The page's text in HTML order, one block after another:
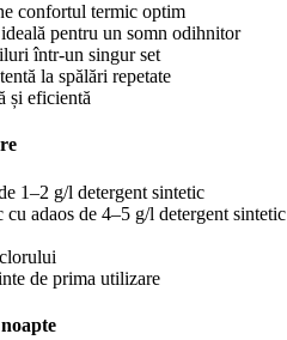
confortul termic optim
pentru un somn odihnitor
într-un singur set
la spălări repetate
și eficientă
1–2 g/l detergent sintetic
cu adaos de 4–5 g/l detergent sintetic
de prima utilizare